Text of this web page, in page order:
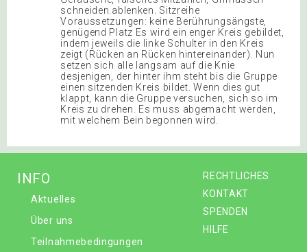
RECHTLICHES
KONTAKT
SPENDEN
HILFE
INFO
Aktuelles
Über uns
Teilnahmebedingungen